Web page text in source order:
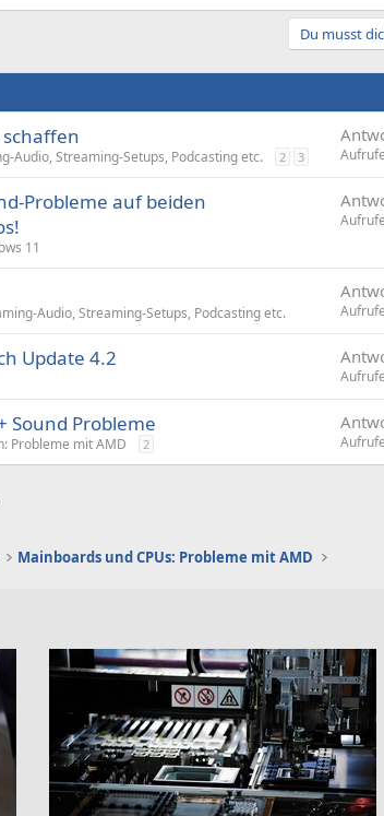
Du musst
Audio, Streaming-Setups, Podcasting etc. 2 3 Aufrufe
Probleme auf beiden
11
Aufrufe
Audio, Streaming-Setups, Podcasting etc. Aufrufe
Update 4.2
Aufrufe
Sound Probleme
Probleme mit AMD 2 Aufrufe
Link
Mainboards und CPUs: Probleme mit AMD